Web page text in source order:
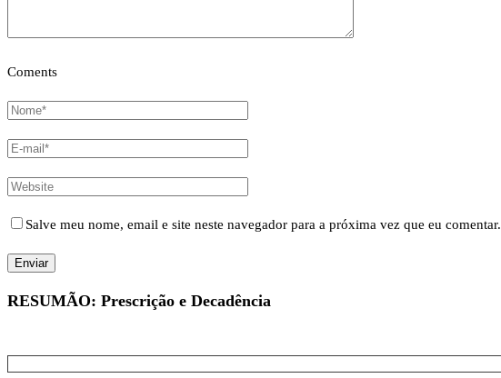
Coments
Salve meu nome, email e site neste navegador para a próxima vez que eu comentar.
RESUMÃO: Prescrição e Decadência